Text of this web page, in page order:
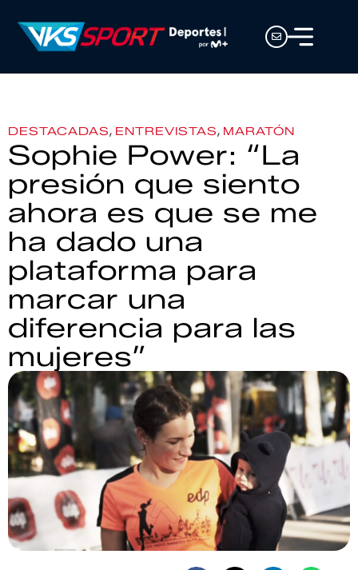
DESTACADAS, ENTREVISTAS, MARATÓN
Sophie Power: “La
presión que siento
ahora es que se me
ha dado una
plataforma para
marcar una
diferencia para las
mujeres”